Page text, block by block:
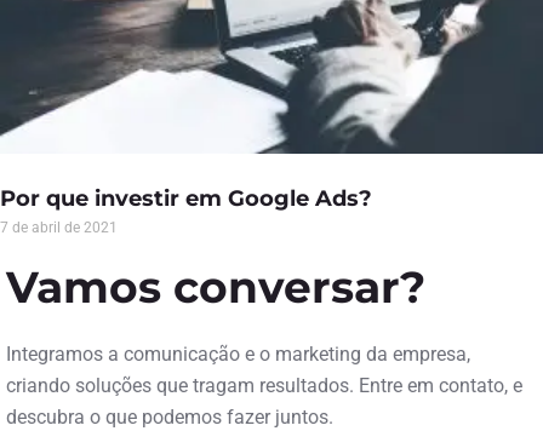
Por que investir em Google Ads?
7 de abril de 2021
Vamos conversar?
Integramos a comunicação e o marketing da empresa,
criando soluções que tragam resultados. Entre em contato, e
descubra o que podemos fazer juntos.